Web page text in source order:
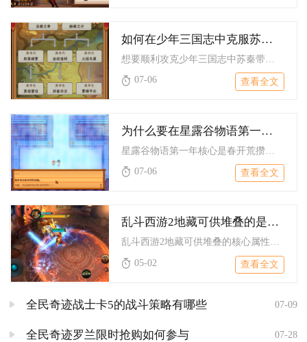
如何在少年三国志中克服苏秦的难题
07-06
查看全文
为什么要在星露谷物语第一年集中做哪些事
星露谷物语第一年核心是春开荒攒钱、夏扩产建加工、秋献祭囤货、...
07-06
查看全文
乱斗西游2地藏可供堆叠的是什么
乱斗西游2地藏可供堆叠的核心属性为生命值、物理防御、法术防御...
05-02
查看全文
全民奇迹战士卡5的战斗策略有哪些 07-09
全民奇迹罗兰限时抢购如何参与 07-28